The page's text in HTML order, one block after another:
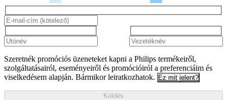
Szeretnék promóciós üzeneteket kapni a Philips termékeiről,
szolgáltatásairól, eseményeiről és promócióiról a preferenciáim és
viselkedésem alapján. Bármikor leiratkozhatok. Ez mit jelent?
Küldés